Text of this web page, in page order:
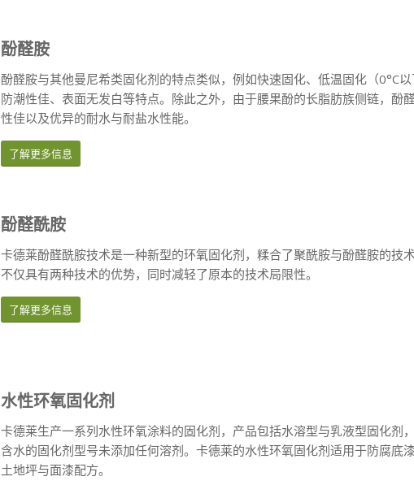
酚醛胺
酚醛胺与其他曼尼希类固化剂的特点类似，例如快速固化、低温固化（0°C
防潮性佳、表面无发白等特点。除此之外，由于腰果酚的长脂肪族侧链，酚
性佳以及优异的耐水与耐盐水性能。
了解更多信息
酚醛酰胺
卡德莱酚醛酰胺技术是一种新型的环氧固化剂，糅合了聚酰胺与酚醛胺的技
不仅具有两种技术的优势，同时减轻了原本的技术局限性。
了解更多信息
水性环氧固化剂
卡德莱生产一系列水性环氧涂料的固化剂，产品包括水溶型与乳液型固化剂
含水的固化剂型号未添加任何溶剂。卡德莱的水性环氧固化剂适用于防腐底
土地坪与面漆配方。